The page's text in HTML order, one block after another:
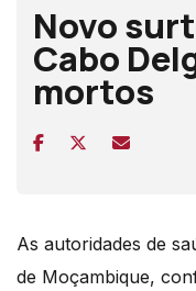
Novo
Cabo
mortos
As autoridades de
de Moçambique,